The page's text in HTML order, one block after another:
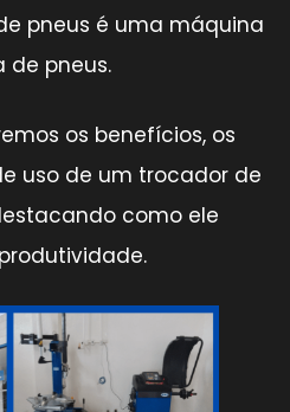
pneus é uma máquina
pneus.
os benefícios, os
uso de um trocador de
como ele